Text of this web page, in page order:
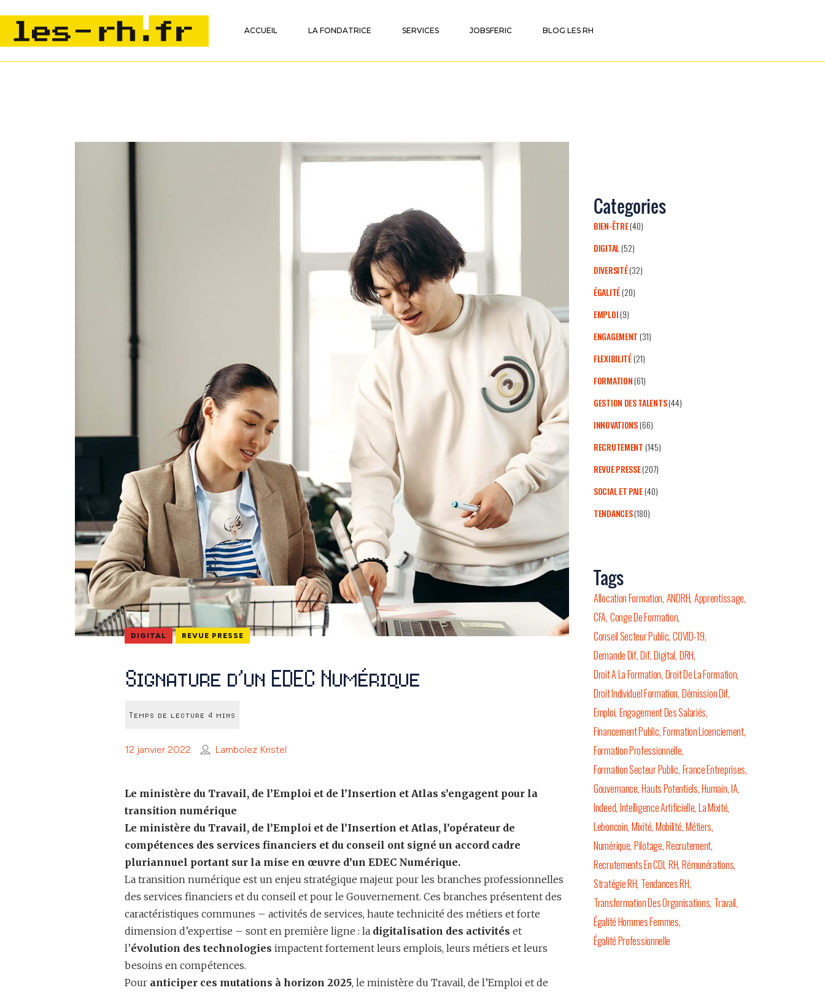
ACCUEIL LA FONDATRICE SERVICES JOBSFERIC BLOG LES RH
DIGITAL REVUE PRESSE
Signature d’un EDEC Numérique
12 janvier 2022 Lambolez Kristel
Le ministère du Travail, de l’Emploi et de l’Insertion et Atlas s’engagent pour la
transition numérique
Le ministère du Travail, de l’Emploi et de l’Insertion et Atlas, l’opérateur de
compétences des services financiers et du conseil ont signé un accord cadre
pluriannuel portant sur la mise en œuvre d’un EDEC Numérique.
La transition numérique est un enjeu stratégique majeur pour les branches professionnelles
des services financiers et du conseil et pour le Gouvernement. Ces branches présentent des
caractéristiques communes – activités de services, haute technicité des métiers et forte
dimension d’expertise – sont en première ligne : la digitalisation des activités et
l’évolution des technologies impactent fortement leurs emplois, leurs métiers et leurs
besoins en compétences.
Pour anticiper ces mutations à horizon 2025, le ministère du Travail, de l’Emploi et de
Categories
BIEN-ÊTRE(40)
DIGITAL(52)
DIVERSITÉ(32)
ÉGALITÉ(20)
EMPLOI(9)
ENGAGEMENT(31)
FLEXIBILITÉ(21)
FORMATION(61)
GESTION DES TALENTS(44)
INNOVATIONS(66)
RECRUTEMENT(145)
REVUE PRESSE(207)
SOCIAL ET PAIE(40)
TENDANCES(180)
Tags
Allocation Formation ANDRH Apprentissage
CFA Conge De Formation
Conseil Secteur Public COVID-19
Demande Dif Dif Digital DRH
Droit A La Formation Droit De La Formation
Droit Individuel Formation Démission Dif
Emploi Engagement Des Salariés
Financement Public Formation Licenciement
Formation Professionnelle
Formation Secteur Public France Entreprises
Gouvernance Hauts Potentiels Humain IA
Indeed Intelligence Artificielle La Mixité
Leboncoin Mixité Mobilité Métiers
Numérique Pilotage Recrutement
Recrutements En CDI RH Rémunérations
Stratégie RH Tendances RH
Transformation Des Organisations Travail
Égalité Hommes Femmes
Égalité Professionnelle